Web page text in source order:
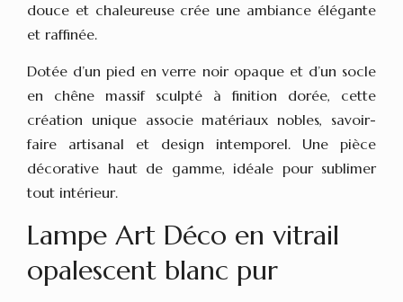
douce et chaleureuse crée une ambiance élégante
et raffinée.
Dotée d’un pied en verre noir opaque et d’un socle
en chêne massif sculpté à finition dorée, cette
création unique associe matériaux nobles, savoir-
faire artisanal et design intemporel. Une pièce
décorative haut de gamme, idéale pour sublimer
tout intérieur.
Lampe Art Déco en vitrail
opalescent blanc pur